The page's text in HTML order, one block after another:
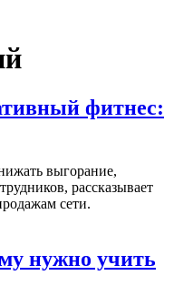
фитнес:
выгорание,
рассказывает
сети.
нужно учить